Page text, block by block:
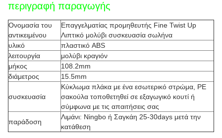
περιγραφή παραγωγής
Ονομασία του
αντικειμένου
Επαγγελματίας προμηθευτής Fine Twist Up
Λιπτικό μολύβι συσκευασία σωλήνα
υλικό
πλαστικό ABS
λειτουργία
μολύβι κραγιόν
μήκος
108.2mm
διάμετρος
15.5mm
συσκευασία
Κύκλωμα πλάκα με ένα εσωτερικό στρώμα, PE
σακούλα τοποθετηθεί σε εξαγωγικό κουτί ή
σύμφωνα με τις απαιτήσεις σας
παράδοση
Λιμάνι: Ningbo ή Σαγκάη 25-30days μετά την
κατάθεση